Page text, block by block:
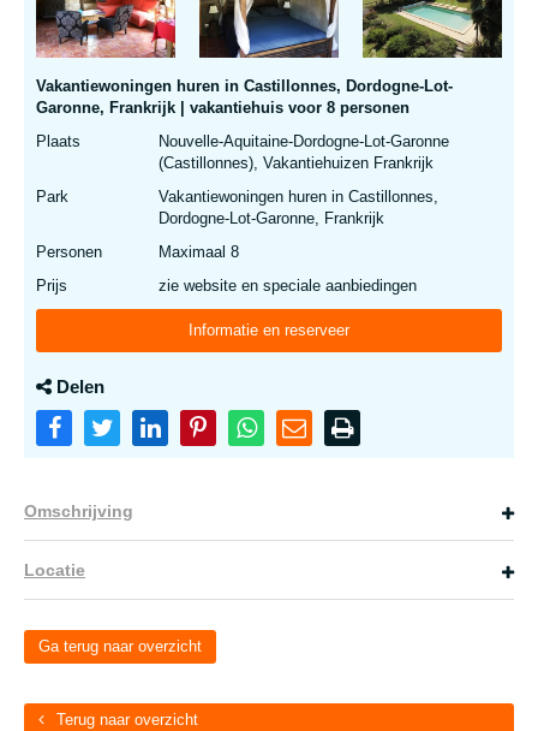
Vakantiewoningen huren in Castillonnes, Dordogne-Lot-
Garonne, Frankrijk | vakantiehuis voor 8 personen
Plaats
Nouvelle-Aquitaine-Dordogne-Lot-Garonne
(Castillonnes), Vakantiehuizen Frankrijk
Park
Vakantiewoningen huren in Castillonnes,
Dordogne-Lot-Garonne, Frankrijk
Personen
Maximaal 8
Prijs
zie website en speciale aanbiedingen
Informatie en reserveer
Delen
Omschrijving
Locatie
Ga terug naar overzicht
Terug naar overzicht